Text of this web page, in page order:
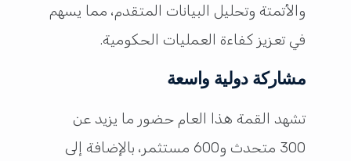
والأتمتة وتحليل البيانات المتقدم، مما يسهم
في تعزيز كفاءة العمليات الحكومية.
مشاركة دولية واسعة
تشهد القمة هذا العام حضور ما يزيد عن
300 متحدث و600 مستثمر، بالإضافة إلى